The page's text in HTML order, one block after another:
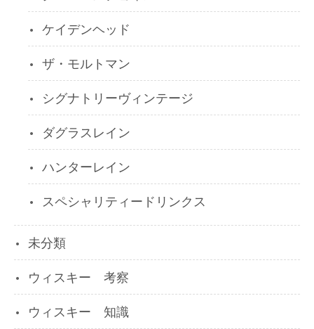
ケイデンヘッド
ザ・モルトマン
シグナトリーヴィンテージ
ダグラスレイン
ハンターレイン
スペシャリティードリンクス
未分類
ウィスキー 考察
ウィスキー 知識